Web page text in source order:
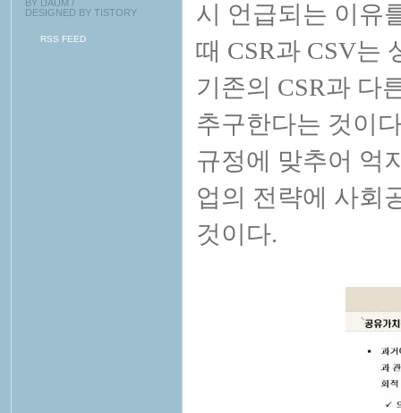
BY DAUM /
DESIGNED BY TISTORY
RSS FEED
시 언급되는 이유
때 CSR과 CSV는
기존의 CSR과 다
추구한다는 것이
규정에 맞추어 억
업의 전략에 사회
것이다.